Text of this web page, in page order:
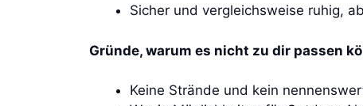
Sicher und vergleichsweise ruhig,
Gründe, warum es nicht zu dir passen
Keine Strände und kein